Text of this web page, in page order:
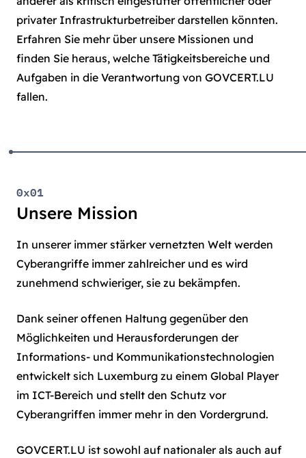
privater Infrastrukturbetreiber darstellen könnten.
Erfahren Sie mehr über unsere Missionen und
finden Sie heraus, welche Tätigkeitsbereiche und
Aufgaben in die Verantwortung von GOVCERT.LU
fallen.
0x01
Unsere Mission
In unserer immer stärker vernetzten Welt werden
Cyberangriffe immer zahlreicher und es wird
zunehmend schwieriger, sie zu bekämpfen.
Dank seiner offenen Haltung gegenüber den
Möglichkeiten und Herausforderungen der
Informations- und Kommunikationstechnologien
entwickelt sich Luxemburg zu einem Global Player
im ICT-Bereich und stellt den Schutz vor
Cyberangriffen immer mehr in den Vordergrund.
GOVCERT.LU ist sowohl auf nationaler als auch auf